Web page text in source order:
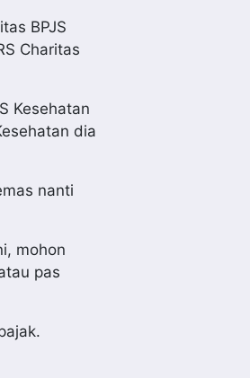
BPJS
Charitas
Kesehatan
dia
nanti
mohon
pas